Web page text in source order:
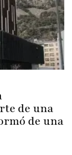
de una
de una